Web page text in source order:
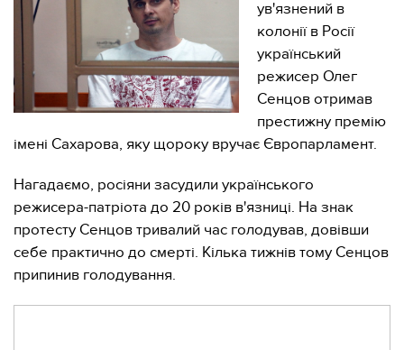
ув'язнений в
колонії в Росії
український
режисер Олег
Сенцов отримав
престижну премію
імені Сахарова, яку щороку вручає Європарламент.
Нагадаємо, росіяни засудили українського
режисера-патріота до 20 років в'язниці. На знак
протесту Сенцов тривалий час голодував, довівши
себе практично до смерті. Кілька тижнів тому Сенцов
припинив голодування.